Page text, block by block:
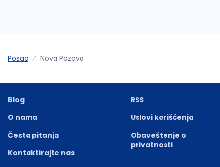
Posao Nova Pazova
Blog
O nama
Česta pitanja
Kontaktirajte nas
RSS
Uslovi korišćenja
Obaveštenje o
privatnosti